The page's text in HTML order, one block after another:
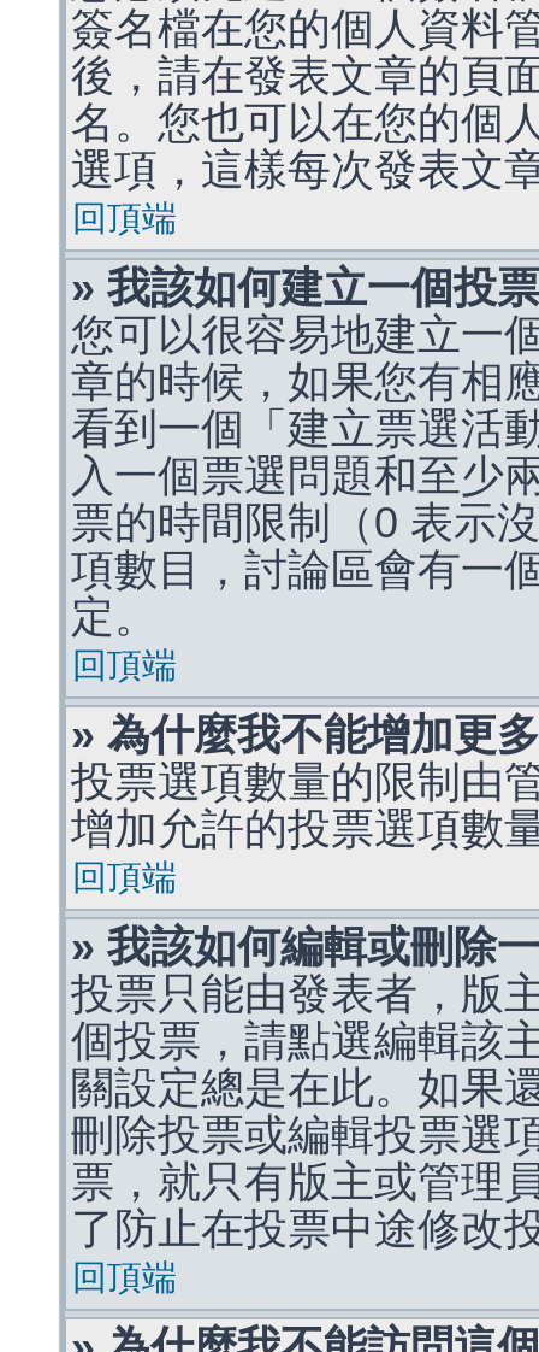
簽名檔在您的個人資料
後，請在發表文章的頁
名。您也可以在您的個
選項，這樣每次發表文
回頂端
» 我該如何建立一個投
您可以很容易地建立一
章的時候，如果您有相
看到一個「建立票選活
入一個票選問題和至少
票的時間限制（0 表示
項數目，討論區會有一
定。
回頂端
» 為什麼我不能增加更
投票選項數量的限制由
增加允許的投票選項數
回頂端
» 我該如何編輯或刪除
投票只能由發表者，版
個投票，請點選編輯該
關設定總是在此。如果
刪除投票或編輯投票選
票，就只有版主或管理
了防止在投票中途修改
回頂端